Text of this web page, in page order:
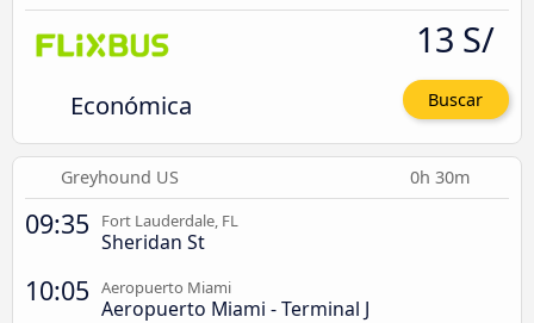
Económica
13 S/
Buscar
Greyhound US 0h 30m
09:35 Fort Lauderdale, FL
Sheridan St
10:05 Aeropuerto Miami
Aeropuerto Miami - Terminal J